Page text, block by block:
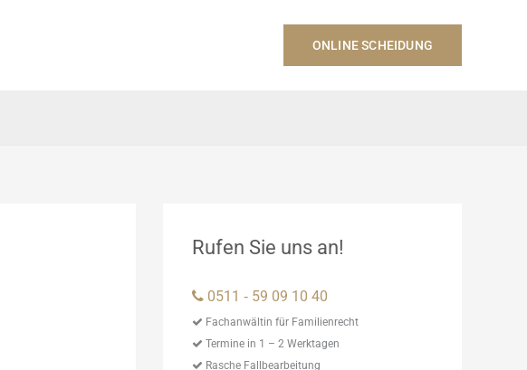
ONLINE SCHEIDUNG
Rufen Sie uns an!
0511 ‑ 59 09 10 40
Fachanwältin für Familienrecht
Termine in 1 – 2 Werktagen
Rasche Fallbearbeitung